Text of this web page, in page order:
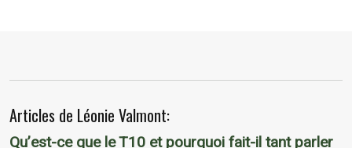
Articles de Léonie Valmont:
Qu’est-ce que le T10 et pourquoi fait-il tant parler